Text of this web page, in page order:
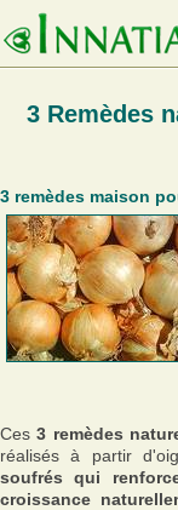
3 Remèdes
3 remèdes maison
Ces3 remèdes
réalisés à partir
soufrés qui
croissance